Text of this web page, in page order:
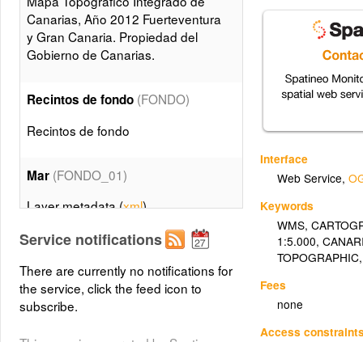
Interface
Web Service,
Keywords
WMS,
1:5.000,
TOPOGRAPHIC
Fees
none
Access
Canarias, Año 2012 Fuerteventura
y Gran Canaria. Propiedad del
Gobierno de Canarias.
Recintos de fondo (FONDO)
Recintos de fondo
Mar (FONDO_01)
Layer metadata (xml)
Islas(FONDO_02)
Layer metadata (xml)
Municipios (superficies)
Service notifications
There are currently no notifications for
the service, click the feed icon to
subscribe.